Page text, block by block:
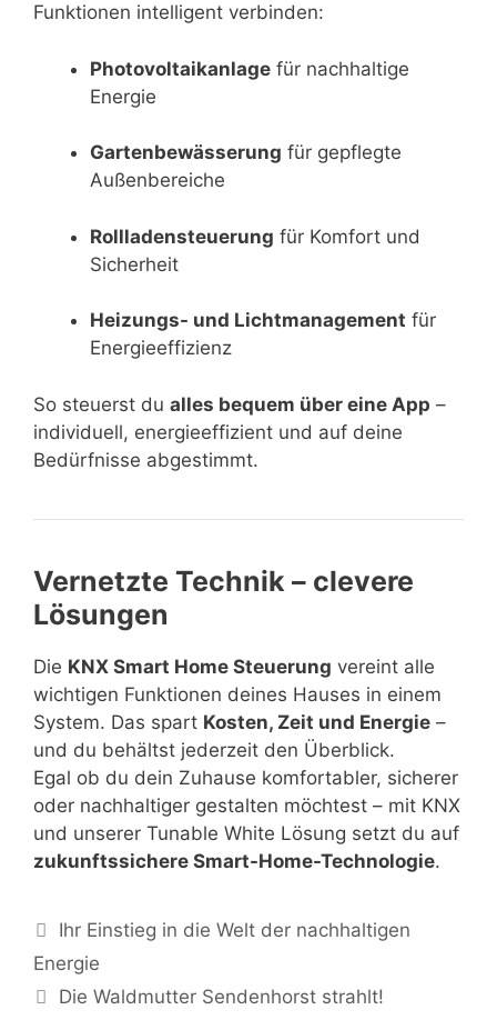
Funktionen intelligent verbinden:
Photovoltaikanlage für nachhaltige
Energie
Gartenbewässerung für gepflegte
Außenbereiche
Rollladensteuerung für Komfort und
Sicherheit
Heizungs- und Lichtmanagement für
Energieeffizienz
So steuerst du alles bequem über eine App –
individuell, energieeffizient und auf deine
Bedürfnisse abgestimmt.
Vernetzte Technik – clevere
Lösungen
Die KNX Smart Home Steuerung vereint alle
wichtigen Funktionen deines Hauses in einem
System. Das spart Kosten, Zeit und Energie –
und du behältst jederzeit den Überblick.
Egal ob du dein Zuhause komfortabler, sicherer
oder nachhaltiger gestalten möchtest – mit KNX
und unserer Tunable White Lösung setzt du auf
zukunftssichere Smart-Home-Technologie.
Ihr Einstieg in die Welt der nachhaltigen
Energie
Die Waldmutter Sendenhorst strahlt!